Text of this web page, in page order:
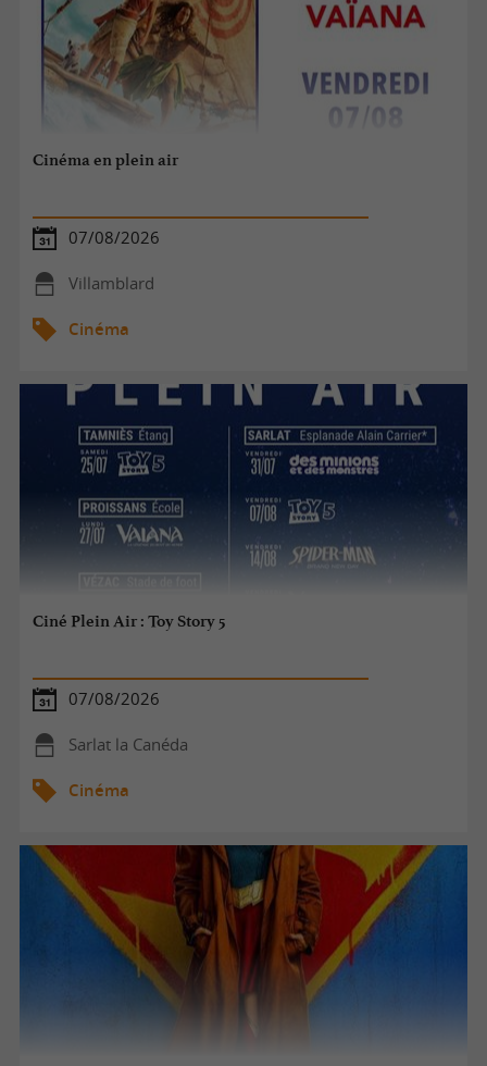
Cinéma en plein air
07/08/2026
Villamblard
Cinéma
Ciné Plein Air : Toy Story 5
07/08/2026
Sarlat la Canéda
Cinéma